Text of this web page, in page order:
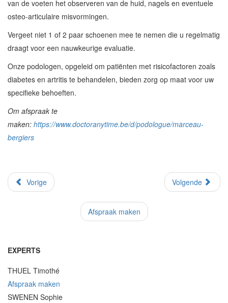
van de voeten het observeren van de huid, nagels en eventuele
osteo-articulaire misvormingen.
Vergeet niet 1 of 2 paar schoenen mee te nemen die u regelmatig
draagt voor een nauwkeurige evaluatie.
Onze podologen, opgeleid om patiënten met risicofactoren zoals
diabetes en artritis te behandelen, bieden zorg op maat voor uw
specifieke behoeften.
Om afspraak te
maken: https://www.doctoranytime.be/d/podologue/marceau-
bergiers
Vorige Volgende
Afspraak maken
EXPERTS
THUEL Timothé
Afspraak maken
SWENEN Sophie